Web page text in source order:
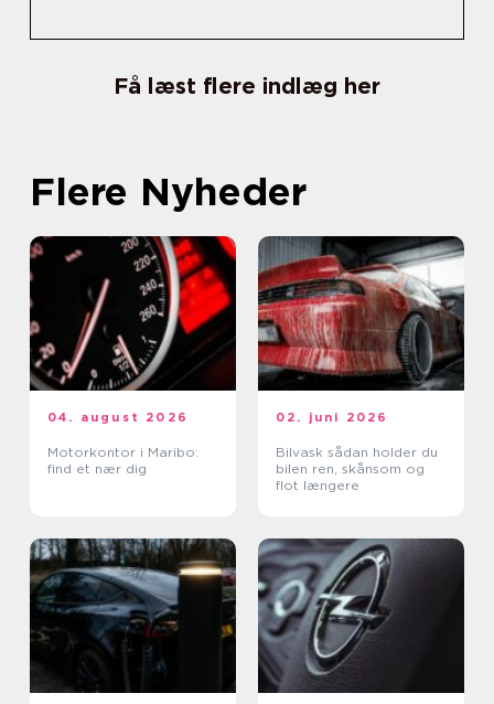
Få læst flere indlæg her
Flere Nyheder
04. august 2026
Motorkontor i Maribo:
find et nær dig
02. juni 2026
Bilvask sådan holder du
bilen ren, skånsom og
flot længere